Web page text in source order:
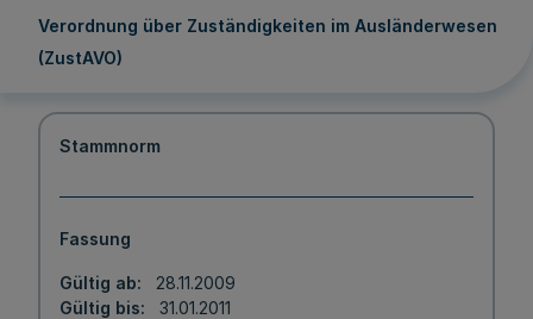
Verordnung über Zuständigkeiten im Ausländerwesen
(ZustAVO)
Stammnorm
Fassung
Gültig ab
28.11.2009
Gültig bis
31.01.2011